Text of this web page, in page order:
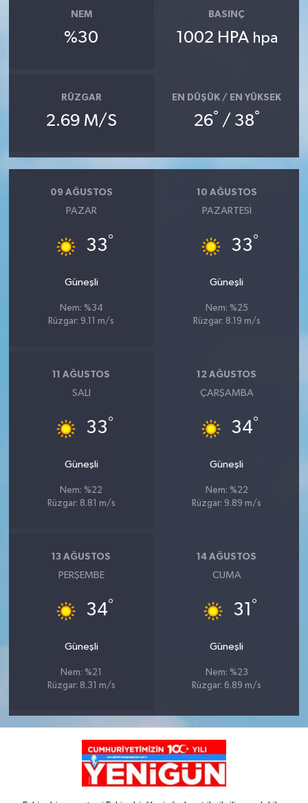
NEM
%30
BASINÇ
1002 HPA hpa
RÜZGAR
2.69 M/S
EN DÜŞÜK / EN YÜKSEK
26° / 38°
09 AĞUSTOS
PAZAR
33°
Güneşli
Nem: %34
Rüzgar: 9.11 m/s
10 AĞUSTOS
PAZARTESI
33°
Güneşli
Nem: %25
Rüzgar: 8.19 m/s
11 AĞUSTOS
SALI
33°
Güneşli
Nem: %22
Rüzgar: 8.81 m/s
12 AĞUSTOS
ÇARŞAMBA
34°
Güneşli
Nem: %22
Rüzgar: 9.89 m/s
13 AĞUSTOS
PERŞEMBE
34°
Güneşli
Nem: %21
Rüzgar: 8.31 m/s
14 AĞUSTOS
CUMA
31 °
Güneşli
Nem: %23
Rüzgar: 6.89 m/s